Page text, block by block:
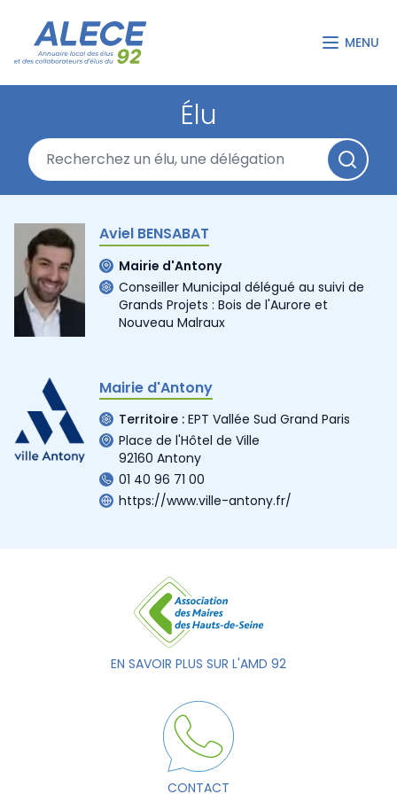
MENU
Élu
Aviel BENSABAT
Mairie d'Antony
Conseiller Municipal délégué au suivi de
Grands Projets : Bois de l'Aurore et
Nouveau Malraux
Mairie d'Antony
Territoire : EPT Vallée Sud Grand Paris
Place de l'Hôtel de Ville
92160 Antony
01 40 96 71 00
https://www.ville-antony.fr/
EN SAVOIR PLUS SUR L'AMD 92
CONTACT